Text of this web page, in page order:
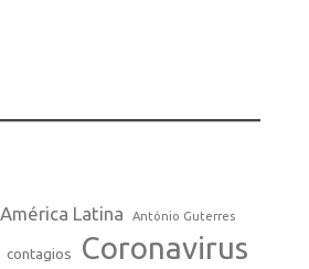
América Latina António Guterres
contagios Coronavirus